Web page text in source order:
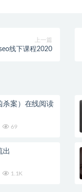
上一篇
线下课程2020
杀案）在线阅读
69
出
1.1K